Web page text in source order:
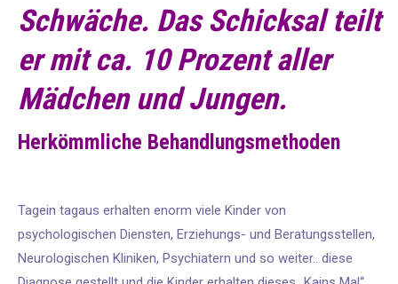
Schwäche. Das Schicksal teilt
er mit ca. 10 Prozent aller
Mädchen und Jungen.
Herkömmliche Behandlungsmethoden
Tagein tagaus erhalten enorm viele Kinder von
psychologischen Diensten, Erziehungs- und Beratungsstellen,
Neurologischen Kliniken, Psychiatern und so weiter.. diese